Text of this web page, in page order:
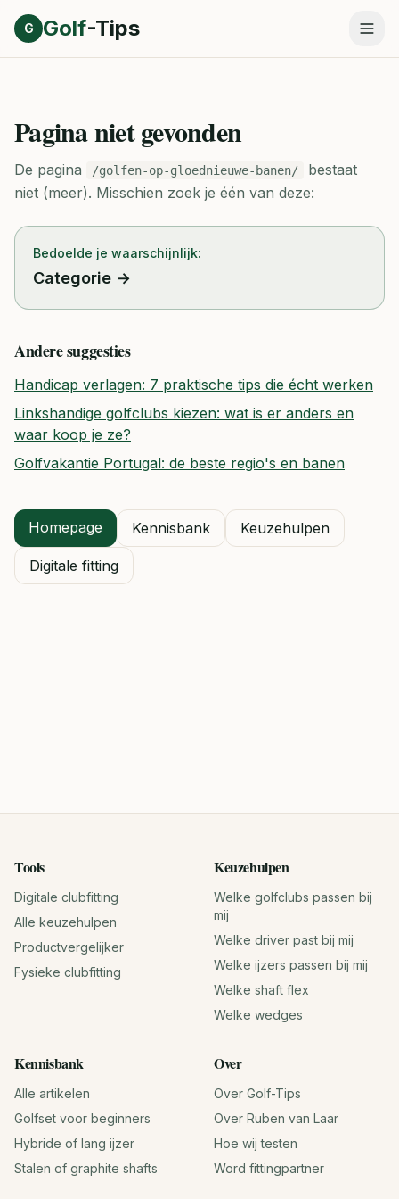
Direct naar inhoud
G Golf-Tips
Pagina niet gevonden
De pagina /golfen-op-gloednieuwe-banen/
bestaat
niet (meer). Misschien zoek je één van deze:
Bedoelde je waarschijnlijk:
Categorie →
Andere suggesties
Handicap verlagen: 7 praktische tips die écht werken
Linkshandige golfclubs kiezen: wat is er anders en
waar koop je ze?
Golfvakantie Portugal: de beste regio's en banen
Homepage Kennisbank Keuzehulpen
Digitale fitting
Tools
Digitale clubfitting
Alle keuzehulpen
Productvergelijker
Fysieke clubfitting
Keuzehulpen
Welke golfclubs passen bij
mij
Welke driver past bij mij
Welke ijzers passen bij mij
Welke shaft flex
Welke wedges
Kennisbank
Alle artikelen
Golfset voor beginners
Hybride of lang ijzer
Stalen of graphite shafts
Over
Over Golf-Tips
Over Ruben van Laar
Hoe wij testen
Word fittingpartner